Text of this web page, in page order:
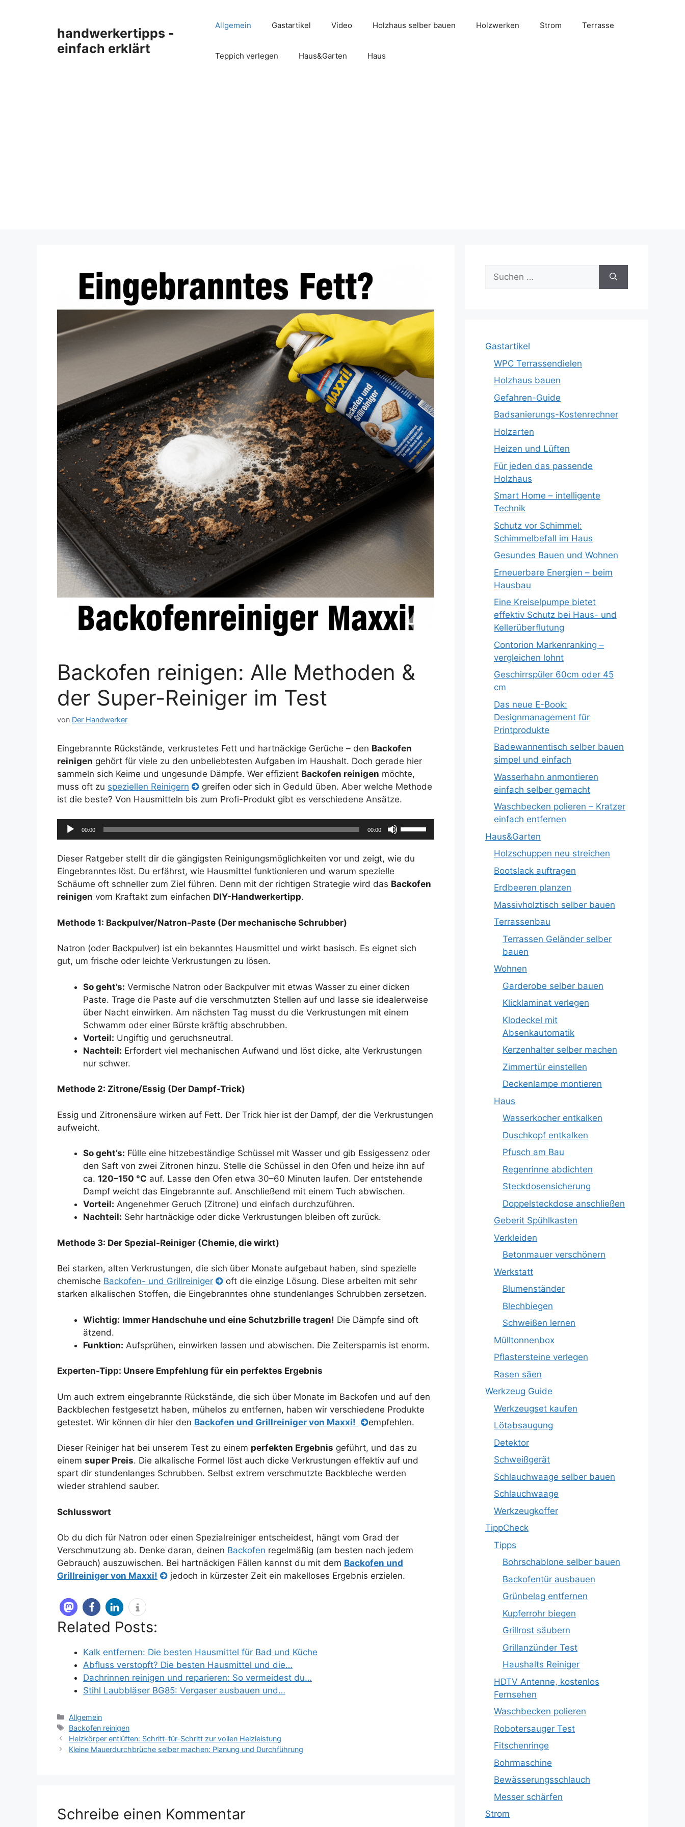
handwerkertipps -
einfach erklärt
Allgemein Gastartikel Video Holzhaus selber bauen Holzwerken Strom Terrasse
Teppich verlegen Haus&Garten Haus
Backofen reinigen: Alle Methoden &
der Super-Reiniger im Test
von Der Handwerker
Eingebrannte Rückstände, verkrustetes Fett und hartnäckige Gerüche – den Backofen
reinigen gehört für viele zu den unbeliebtesten Aufgaben im Haushalt. Doch gerade hier
sammeln sich Keime und ungesunde Dämpfe. Wer effizient Backofen reinigen möchte,
muss oft zu speziellen Reinigern
greifen oder sich in Geduld üben. Aber welche Methode
ist die beste? Von Hausmitteln bis zum Profi-Produkt gibt es verschiedene Ansätze.
Audio-
Player
00:00 00:00
Hoch/Runter
um
Lautstärke
Dieser Ratgeber stellt dir die gängigsten Reinigungsmöglichkeiten vor und zeigt, wie du
Eingebranntes löst. Du erfährst, wie Hausmittel funktionieren und warum spezielle
Schäume oft schneller zum Ziel führen. Denn mit der richtigen Strategie wird das Backofen
reinigen vom Kraftakt zum einfachen DIY-Handwerkertipp.
Methode 1: Backpulver/Natron-Paste (Der mechanische Schrubber)
Natron (oder Backpulver) ist ein bekanntes Hausmittel und wirkt basisch. Es eignet sich
gut, um frische oder leichte Verkrustungen zu lösen.
So geht’s: Vermische Natron oder Backpulver mit etwas Wasser zu einer dicken
Paste. Trage die Paste auf die verschmutzten Stellen auf und lasse sie idealerweise
über Nacht einwirken. Am nächsten Tag musst du die Verkrustungen mit einem
Schwamm oder einer Bürste kräftig abschrubben.
Vorteil: Ungiftig und geruchsneutral.
Nachteil: Erfordert viel mechanischen Aufwand und löst dicke, alte Verkrustungen
nur schwer.
Methode 2: Zitrone/Essig (Der Dampf-Trick)
Essig und Zitronensäure wirken auf Fett. Der Trick hier ist der Dampf, der die Verkrustungen
aufweicht.
So geht’s: Fülle eine hitzebeständige Schüssel mit Wasser und gib Essigessenz oder
den Saft von zwei Zitronen hinzu. Stelle die Schüssel in den Ofen und heize ihn auf
ca. 120–150 °C auf. Lasse den Ofen etwa 30–60 Minuten laufen. Der entstehende
Dampf weicht das Eingebrannte auf. Anschließend mit einem Tuch abwischen.
Vorteil: Angenehmer Geruch (Zitrone) und einfach durchzuführen.
Nachteil: Sehr hartnäckige oder dicke Verkrustungen bleiben oft zurück.
Methode 3: Der Spezial-Reiniger (Chemie, die wirkt)
Bei starken, alten Verkrustungen, die sich über Monate aufgebaut haben, sind spezielle
chemische Backofen- und Grillreiniger
oft die einzige Lösung. Diese arbeiten mit sehr
starken alkalischen Stoffen, die Eingebranntes ohne stundenlanges Schrubben zersetzen.
Wichtig: Immer Handschuhe und eine Schutzbrille tragen! Die Dämpfe sind oft
ätzend.
Funktion: Aufsprühen, einwirken lassen und abwischen. Die Zeitersparnis ist enorm.
Experten-Tipp: Unsere Empfehlung für ein perfektes Ergebnis
Um auch extrem eingebrannte Rückstände, die sich über Monate im Backofen und auf den
Backblechen festgesetzt haben, mühelos zu entfernen, haben wir verschiedene Produkte
getestet. Wir können dir hier den Backofen und Grillreiniger von Maxxi! empfehlen.
Dieser Reiniger hat bei unserem Test zu einem perfekten Ergebnis geführt, und das zu
einem super Preis. Die alkalische Formel löst auch dicke Verkrustungen effektiv auf und
spart dir stundenlanges Schrubben. Selbst extrem verschmutzte Backbleche werden
wieder strahlend sauber.
Schlusswort
Ob du dich für Natron oder einen Spezialreiniger entscheidest, hängt vom Grad der
Verschmutzung ab. Denke daran, deinen Backofen regelmäßig (am besten nach jedem
Gebrauch) auszuwischen. Bei hartnäckigen Fällen kannst du mit dem Backofen und
Grillreiniger von Maxxi!
jedoch in kürzester Zeit ein makelloses Ergebnis erzielen.
Related Posts:
Kalk entfernen: Die besten Hausmittel für Bad und Küche
Abfluss verstopft? Die besten Hausmittel und die…
Dachrinnen reinigen und reparieren: So vermeidest du…
Stihl Laubbläser BG85: Vergaser ausbauen und…
Kategorien
Allgemein
Schlagwörter
Backofen reinigen
Heizkörper entlüften: Schritt-für-Schritt zur vollen Heizleistung
Kleine Mauerdurchbrüche selber machen: Planung und Durchführung
Schreibe einen Kommentar
Suche
nach:
Gastartikel
WPC Terrassendielen
Holzhaus bauen
Gefahren-Guide
Badsanierungs-Kostenrechner
Holzarten
Heizen und Lüften
Für jeden das passende
Holzhaus
Smart Home – intelligente
Technik
Schutz vor Schimmel:
Schimmelbefall im Haus
Gesundes Bauen und Wohnen
Erneuerbare Energien – beim
Hausbau
Eine Kreiselpumpe bietet
effektiv Schutz bei Haus- und
Kellerüberflutung
Contorion Markenranking –
vergleichen lohnt
Geschirrspüler 60cm oder 45
cm
Das neue E-Book:
Designmanagement für
Printprodukte
Badewannentisch selber bauen
simpel und einfach
Wasserhahn anmontieren
einfach selber gemacht
Waschbecken polieren – Kratzer
einfach entfernen
Haus&Garten
Holzschuppen neu streichen
Bootslack auftragen
Erdbeeren planzen
Massivholztisch selber bauen
Terrassenbau
Terrassen Geländer selber
bauen
Wohnen
Garderobe selber bauen
Klicklaminat verlegen
Klodeckel mit
Absenkautomatik
Kerzenhalter selber machen
Zimmertür einstellen
Deckenlampe montieren
Haus
Wasserkocher entkalken
Duschkopf entkalken
Pfusch am Bau
Regenrinne abdichten
Steckdosensicherung
Doppelsteckdose anschließen
Geberit Spühlkasten
Verkleiden
Betonmauer verschönern
Werkstatt
Blumenständer
Blechbiegen
Schweißen lernen
Mülltonnenbox
Pflastersteine verlegen
Rasen säen
Werkzeug Guide
Werkzeugset kaufen
Lötabsaugung
Detektor
Schweißgerät
Schlauchwaage selber bauen
Schlauchwaage
Werkzeugkoffer
TippCheck
Tipps
Bohrschablone selber bauen
Backofentür ausbauen
Grünbelag entfernen
Kupferrohr biegen
Grillrost säubern
Grillanzünder Test
Haushalts Reiniger
HDTV Antenne, kostenlos
Fernsehen
Waschbecken polieren
Robotersauger Test
Fitschenringe
Bohrmaschine
Bewässerungsschlauch
Messer schärfen
Strom